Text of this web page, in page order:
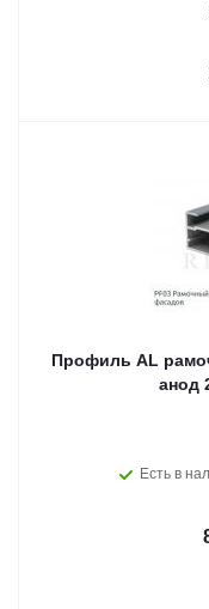
Профиль AL
анод
Есть в